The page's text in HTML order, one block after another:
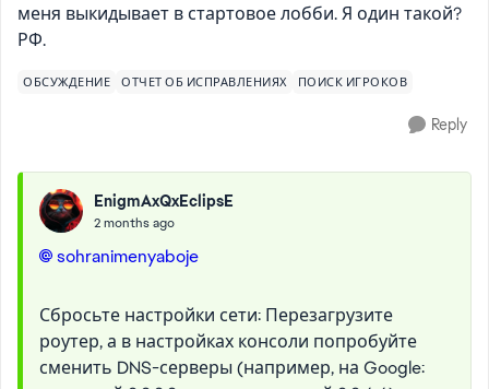
меня выкидывает в стартовое лобби. Я один такой?
РФ.
ОБСУЖДЕНИЕ ОТЧЕТ ОБ ИСПРАВЛЕНИЯХ ПОИСК ИГРОКОВ
Reply
EnigmAxQxEclipsE
2 months ago
sohranimenyaboje​
Сбросьте настройки сети: Перезагрузите
роутер, а в настройках консоли попробуйте
сменить DNS-серверы (например, на Google: